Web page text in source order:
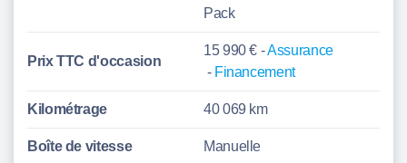
Pack
Prix TTC d'occasion
15 990 € -Assurance
- Financement
Kilométrage 40 069 km
Boîte de vitesse Manuelle